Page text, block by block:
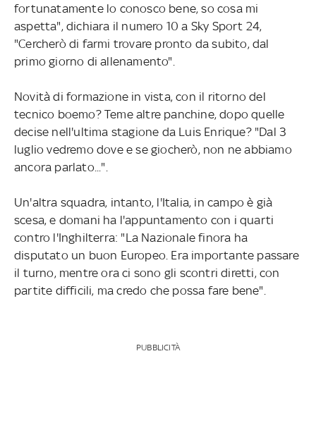
fortunatamente lo conosco bene, so cosa mi
aspetta", dichiara il numero 10 a Sky Sport 24,
"Cercherò di farmi trovare pronto da subito, dal
primo giorno di allenamento".
Novità di formazione in vista, con il ritorno del
tecnico boemo? Teme altre panchine, dopo quelle
decise nell'ultima stagione da Luis Enrique? "Dal 3
luglio vedremo dove e se giocherò, non ne abbiamo
ancora parlato...".
Un'altra squadra, intanto, l'Italia, in campo è già
scesa, e domani ha l'appuntamento con i quarti
contro l'Inghilterra: "La Nazionale finora ha
disputato un buon Europeo. Era importante passare
il turno, mentre ora ci sono gli scontri diretti, con
partite difficili, ma credo che possa fare bene".
PUBBLICITÀ